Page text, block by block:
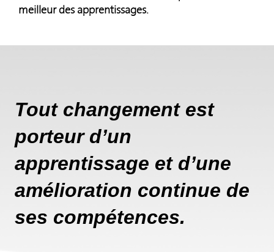
meilleur des apprentissages.
Tout changement est
porteur d’un
apprentissage et d’une
amélioration continue de
ses compétences.